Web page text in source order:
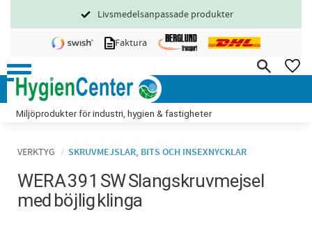
Meny
Livsmedelsanpassade produkter
Faktura
Miljöprodukter för industri, hygien & fastigheter
VERKTYG SKRUVMEJSLAR, BITS OCH INSEXNYCKLAR
WERA 391 SW Slangskruvmejsel
med böjlig klinga